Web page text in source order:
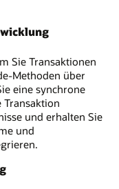
Sie Transaktionen
Methoden über
eine synchrone
und erhalten Sie
und